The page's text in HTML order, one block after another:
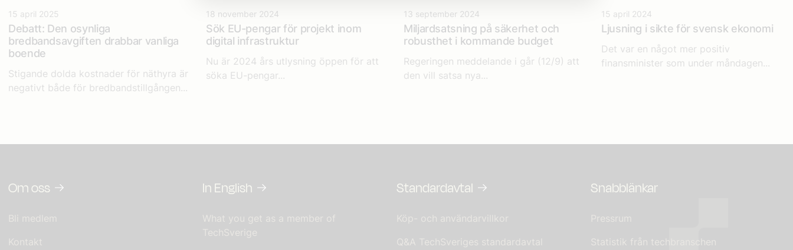
15 april 2025
Debatt: Den osynliga
bredbandsavgiften drabbar vanliga
boende
Stigande dolda kostnader för näthyra är
negativt både för bredbandstillgången...
18 november 2024
Sök EU-pengar för projekt inom
digital infrastruktur
Nu är 2024 års utlysning öppen för att
söka EU-pengar...
13 september 2024
Miljardsatsning på säkerhet och
robusthet i kommande budget
Regeringen meddelande i går (12/9) att
den vill satsa nya...
15 april 2024
Ljusning i sikte för svensk ekonomi
Det var en något mer positiv
finansminister som under måndagen...
Om oss
Bli medlem
Kontakt
In English
What you get as a member of
TechSverige
Standardavtal
Köp- och användarvillkor
Q&A TechSveriges standardavtal
Snabblänkar
Pressrum
Statistik från techbranschen